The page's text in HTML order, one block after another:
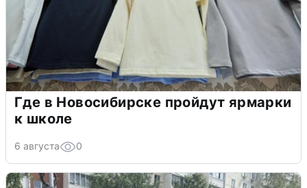
Где в Новосибирске пройдут ярмарки
к школе
6 августа 0